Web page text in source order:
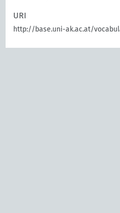
URI
http://base.uni-ak.ac.at/